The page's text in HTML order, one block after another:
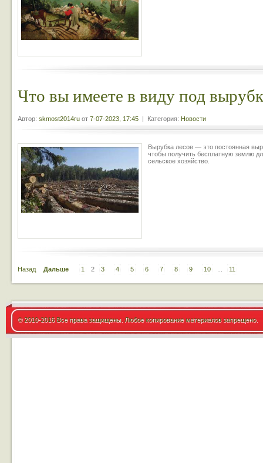
Что вы имеете в виду под
Автор: skmost2014ru от 7-07-2023, 17:45 | Категория: Новости
Вырубка лесов — это постоянная
чтобы получить бесплатную землю
сельское хозяйство.
Назад Дальше 1 2 3 4 5 6 7 8 9 10 11
© 2010-2016 Все права защищены. Любое копирование материалов запрещено.